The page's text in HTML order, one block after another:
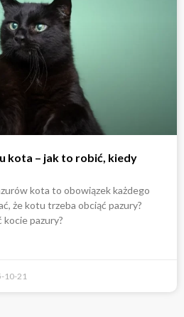
kota – jak to robić, kiedy
kota to obowiązek każdego
że kotu trzeba obciąć pazury?
kocie pazury?
10-21